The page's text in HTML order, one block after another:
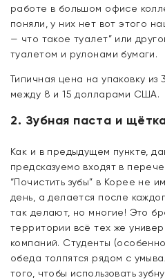
работе в большом офисе
поняли, у них нет вот этого
— что такое туалет” или
туалетом и рулонами бумаги.
Типичная цена на упаковку из
между 8 и 15 долларами США.
2. Зубная паста и
Как и в предыдущем пункте,
предсказуемо входят в
“Почистить зубы” в Корее не
день, а делается после
так делают, но многие! Это
территории всё тех же
компаний. Студенты
обеда толпятся рядом с
того, чтобы использовать